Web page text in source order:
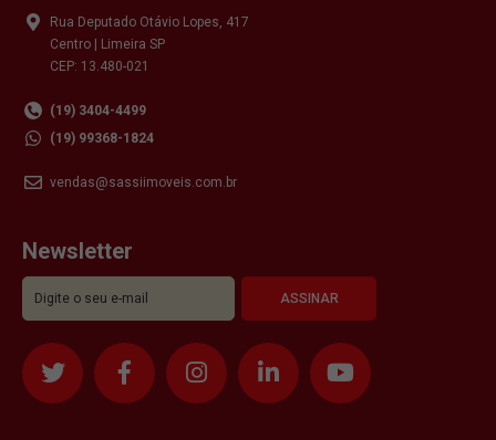
Rua Deputado Otávio Lopes, 417
Centro | Limeira SP
CEP: 13.480-021
(19) 3404-4499
(19) 99368-1824
vendas@sassiimoveis.com.br
Newsletter